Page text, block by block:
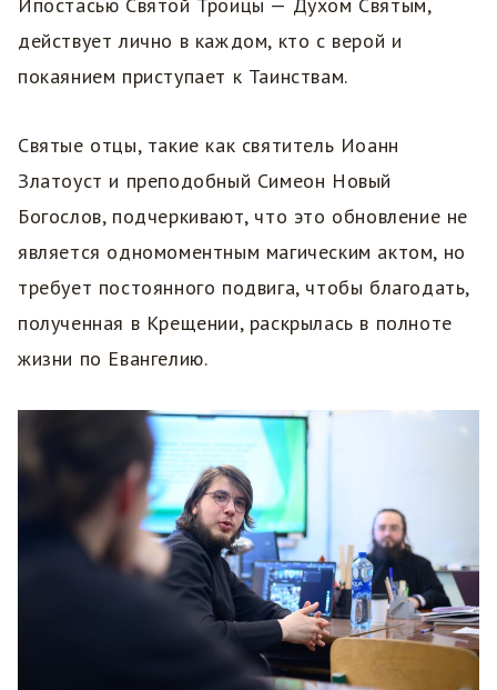
действует лично в каждом, кто с верой и
покаянием приступает к Таинствам.
Святые отцы, такие как святитель Иоанн
Златоуст и преподобный Симеон Новый
Богослов, подчеркивают, что это обновление не
является одномоментным магическим актом, но
требует постоянного подвига, чтобы благодать,
полученная в Крещении, раскрылась в полноте
жизни по Евангелию.